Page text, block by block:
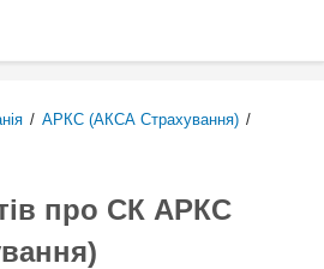
/ АРКС (АКСА Страхування) /
про СК АРКС